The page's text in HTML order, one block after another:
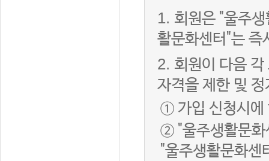
1. 회원은 "울주
활문화센터"는 즉
2. 회원이 다음
자격을 제한 및
① 가입 신청시에
② "울주생활문화
"울주생활문화센